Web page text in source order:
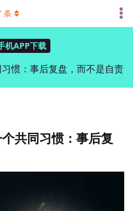
机APP下载
惯：事后复盘，而不是自责
条
共同习惯：事后复